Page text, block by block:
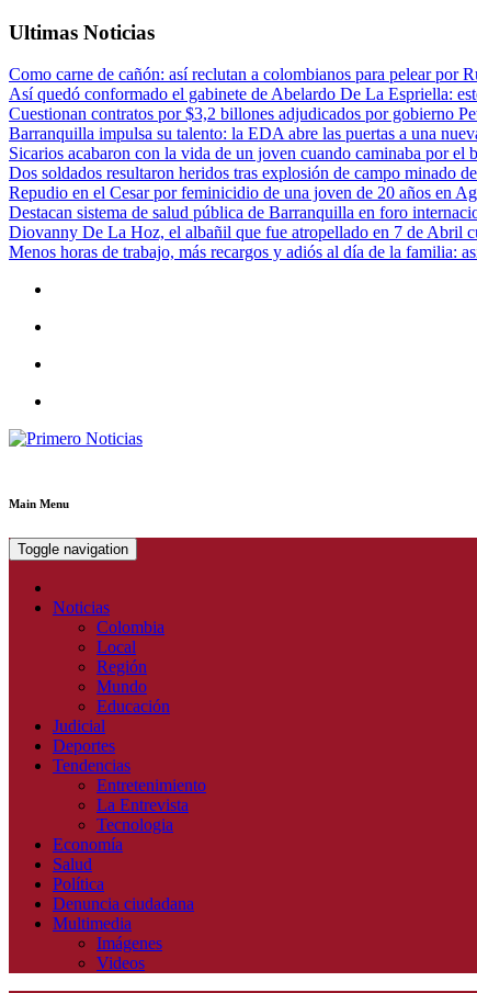
Ultimas Noticias
Como carne de cañón: así reclutan a colombianos para pelear por
Así quedó conformado el gabinete de Abelardo De La Espriella:
Cuestionan contratos por $3,2 billones adjudicados por gobierno
Barranquilla impulsa su talento: la EDA abre las puertas a una
Sicarios acabaron con la vida de un joven cuando caminaba por el
Dos soldados resultaron heridos tras explosión de campo minado
Repudio en el Cesar por feminicidio de una joven de 20 años en
Destacan sistema de salud pública de Barranquilla en foro
Diovanny De La Hoz, el albañil que fue atropellado en 7 de Abril
Menos horas de trabajo, más recargos y adiós al día de la familia:
Main Menu
Toggle navigation
Noticias
Colombia
Local
Región
Mundo
Educación
Judicial
Deportes
Tendencias
Entretenimiento
La Entrevista
Tecnologia
Economía
Salud
Política
Denuncia ciudadana
Multimedia
Imágenes
Videos